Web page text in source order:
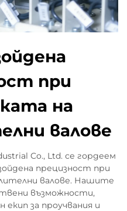
при
на
валове
Co., Ltd. се гордеем
прецизност при
валове. Нашите
възможности,
екип за проучвания и